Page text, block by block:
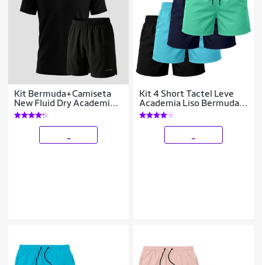
Kit Bermuda+Camiseta
New Fluid Dry Academia
Alpha
Kit 4 Short Tactel Leve
Academia Liso Bermuda
Masculina